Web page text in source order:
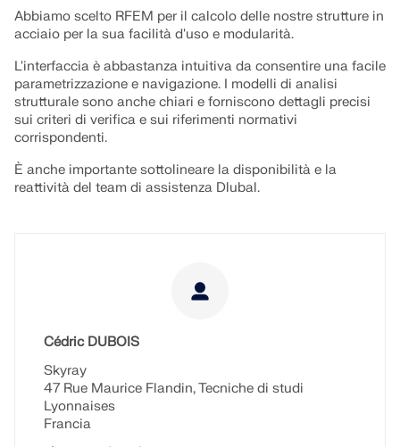
Abbiamo scelto RFEM per il calcolo delle nostre strutture in
acciaio per la sua facilità d'uso e modularità.
L'interfaccia è abbastanza intuitiva da consentire una facile
parametrizzazione e navigazione. I modelli di analisi
strutturale sono anche chiari e forniscono dettagli precisi
sui criteri di verifica e sui riferimenti normativi
corrispondenti.
È anche importante sottolineare la disponibilità e la
reattività del team di assistenza Dlubal.
Cédric DUBOIS
Skyray
47 Rue Maurice Flandin, Tecniche di studi
Lyonnaises
Francia